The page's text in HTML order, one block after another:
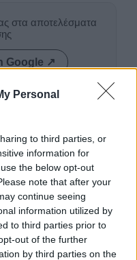
Personal
to third parties, or
information for
the below opt-out
note that after your
continue seeing
information utilized by
to third parties prior to
out of the further
by third parties on the
στα αποτελέσματα
Google ↗